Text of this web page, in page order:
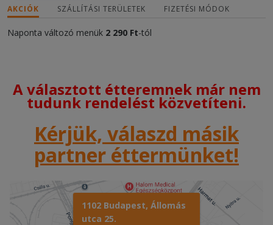
AKCIÓK SZÁLLÍTÁSI TERÜLETEK FIZETÉSI MÓDOK
Naponta változó menük 2 290 Ft-tól
A választott étteremnek már nem
tudunk rendelést közvetíteni.
Kérjük, válaszd másik
partner éttermünket!
1102 Budapest, Állomás
utca 25.